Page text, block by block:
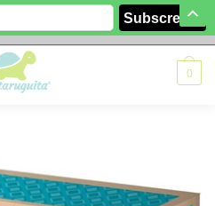
0